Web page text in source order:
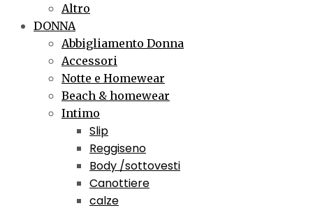
Altro
DONNA
Abbigliamento Donna
Accessori
Notte e Homewear
Beach & homewear
Intimo
Slip
Reggiseno
Body /sottovesti
Canottiere
calze